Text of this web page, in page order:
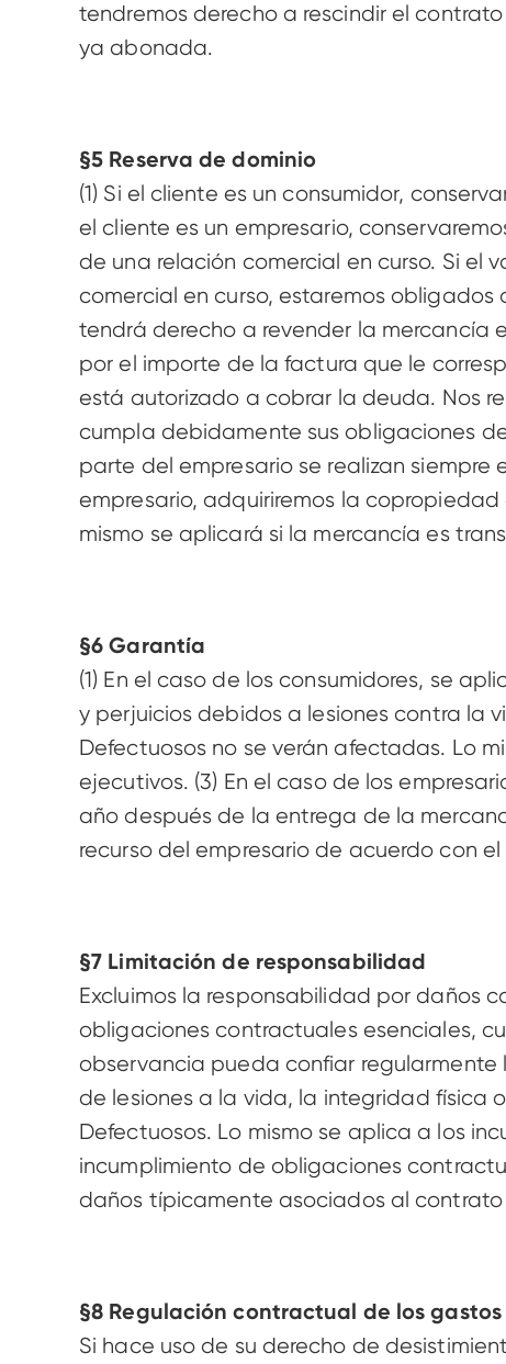
tendremos derecho a rescindir el
ya abonada.
§5 Reserva de dominio
(1) Si el cliente es un consumidor,
el cliente es un empresario,
de una relación comercial en curso. Si el
comercial en curso, estaremos obligados
tendrá derecho a revender la mercancía
por el importe de la factura que le
está autorizado a cobrar la deuda. Nos
cumpla debidamente sus obligaciones
parte del empresario se realizan
empresario, adquiriremos la
mismo se aplicará si la mercancía es
§6 Garantía
(1) En el caso de los consumidores, se
y perjuicios debidos a lesiones contra la
Defectuosos no se verán afectadas. Lo
ejecutivos. (3) En el caso de los
año después de la entrega de la
recurso del empresario de acuerdo con
§7 Limitación de responsabilidad
Excluimos la responsabilidad por daños
obligaciones contractuales esenciales,
observancia pueda confiar
de lesiones a la vida, la integridad física
Defectuosos. Lo mismo se aplica a los
incumplimiento de obligaciones
daños típicamente asociados al contrato
§8 Regulación contractual de los
Si hace uso de su derecho de